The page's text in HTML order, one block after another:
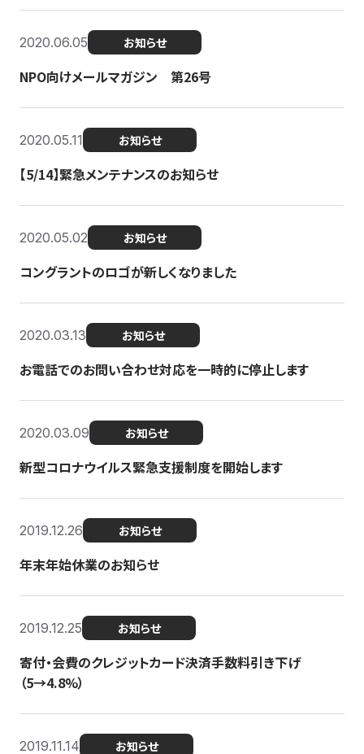
2020.06.05 お知らせ
NPO向けメールマガジン 第26号
2020.05.11 お知らせ
【5/14】緊急メンテナンスのお知らせ
2020.05.02 お知らせ
コングラントのロゴが新しくなりました
2020.03.13 お知らせ
お電話でのお問い合わせ対応を一時的に停止します
2020.03.09 お知らせ
新型コロナウイルス緊急支援制度を開始します
2019.12.26 お知らせ
年末年始休業のお知らせ
2019.12.25 お知らせ
寄付・会費のクレジットカード決済手数料引き下げ
（5→4.8%）
2019.11.14 お知らせ